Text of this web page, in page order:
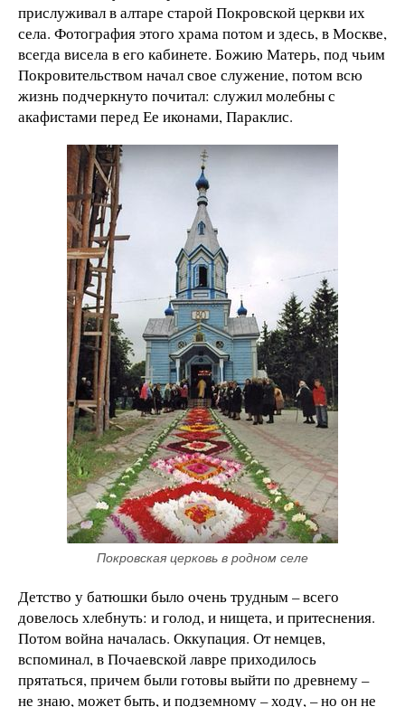
прислуживал в алтаре старой Покровской церкви их
села. Фотография этого храма потом и здесь, в Москве,
всегда висела в его кабинете. Божию Матерь, под чьим
Покровительством начал свое служение, потом всю
жизнь подчеркнуто почитал: служил молебны с
акафистами перед Ее иконами, Параклис.
Покровская церковь в родном селе
Детство у батюшки было очень трудным – всего
довелось хлебнуть: и голод, и нищета, и притеснения.
Потом война началась. Оккупация. От немцев,
вспоминал, в Почаевской лавре приходилось
прятаться, причем были готовы выйти по древнему –
не знаю, может быть, и подземному – ходу, – но он не